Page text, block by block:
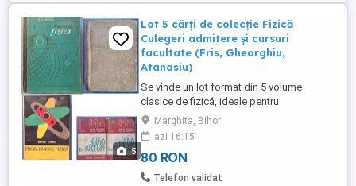
5
Lot 5 cărți de colecție Fizică
Culegeri admitere și cursuri
facultate (Fris, Gheorghiu,
Atanasiu)
Se vinde un lot format din 5 volume
clasice de fizică, ideale pentru
colecționari, profesori sau pasionați de
științe exacte. Pachetul include lucrări de
referință extrem de rare, folosite în trecut
pentru admiterea la facultate și studiul
universitar: Probleme de fizică pentru
Marghita, Bihor
azi 16:15
80 RON
Telefon validat